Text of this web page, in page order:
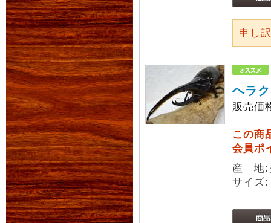
申し
ヘラ
販売価
この商
会員ポ
産 地:
サイ